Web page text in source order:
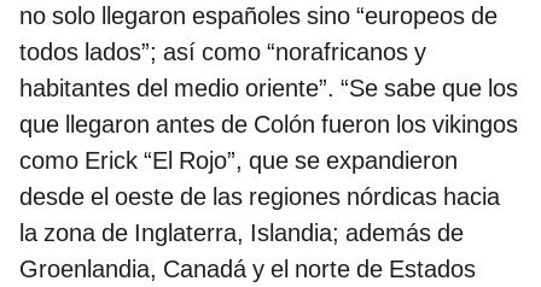
no solo llegaron españoles sino “europeos de
todos lados”; así como “norafricanos y
habitantes del medio oriente”. “Se sabe que los
que llegaron antes de Colón fueron los vikingos
como Erick “El Rojo”, que se expandieron
desde el oeste de las regiones nórdicas hacia
la zona de Inglaterra, Islandia; además de
Groenlandia, Canadá y el norte de Estados